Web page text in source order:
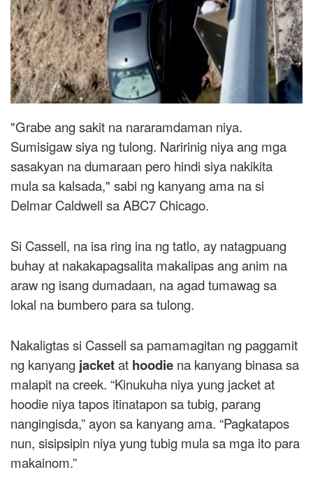
"Grabe ang sakit na nararamdaman niya.
Sumisigaw siya ng tulong. Naririnig niya ang mga
sasakyan na dumaraan pero hindi siya nakikita
mula sa kalsada," sabi ng kanyang ama na si
Delmar Caldwell sa ABC7 Chicago.
Si Cassell, na isa ring ina ng tatlo, ay natagpuang
buhay at nakakapagsalita makalipas ang anim na
araw ng isang dumadaan, na agad tumawag sa
lokal na bumbero para sa tulong.
Nakaligtas si Cassell sa pamamagitan ng paggamit
ng kanyang jacketat hoodie na kanyang binasa sa
malapit na creek. “Kinukuha niya yung jacket at
hoodie niya tapos itinatapon sa tubig, parang
nangingisda,” ayon sa kanyang ama. “Pagkatapos
nun, sisipsipin niya yung tubig mula sa mga ito para
makainom.”